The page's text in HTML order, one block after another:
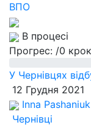
ВПО
В процесі
Прогрес: /0
У Чернівцях
12 Грудня 2021
Inna Pashaniuk
Чернівці